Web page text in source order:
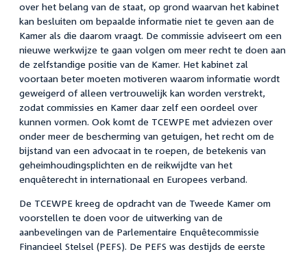
over het belang van de staat, op grond waarvan het kabinet
kan besluiten om bepaalde informatie niet te geven aan de
Kamer als die daarom vraagt. De commissie adviseert om een
nieuwe werkwijze te gaan volgen om meer recht te doen aan
de zelfstandige positie van de Kamer. Het kabinet zal
voortaan beter moeten motiveren waarom informatie wordt
geweigerd of alleen vertrouwelijk kan worden verstrekt,
zodat commissies en Kamer daar zelf een oordeel over
kunnen vormen. Ook komt de TCEWPE met adviezen over
onder meer de bescherming van getuigen, het recht om de
bijstand van een advocaat in te roepen, de betekenis van
geheimhoudingsplichten en de reikwijdte van het
enquêterecht in internationaal en Europees verband.
De TCEWPE kreeg de opdracht van de Tweede Kamer om
voorstellen te doen voor de uitwerking van de
aanbevelingen van de Parlementaire Enquêtecommissie
Financieel Stelsel (PEFS). De PEFS was destijds de eerste